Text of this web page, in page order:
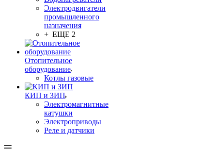
Электродвигатели
промышленного
назначения
+ ЕЩЕ 2
Отопительное
оборудование
Котлы газовые
КИП и ЗИП
Электромагнитные
катушки
Электроприводы
Реле и датчики